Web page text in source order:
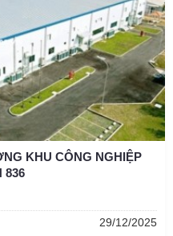
KHU CÔNG NGHIỆP
836
29/12/2025